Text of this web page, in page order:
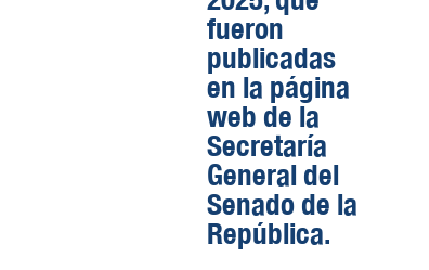
fueron
publicadas
en la página
web de la
Secretaría
General del
Senado de la
República.